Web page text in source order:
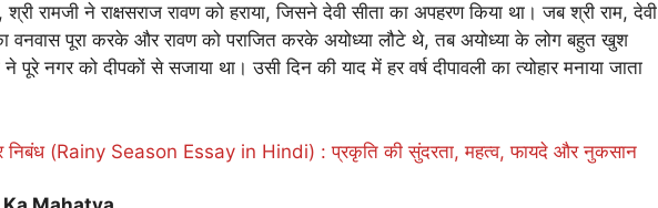
रामजी ने राक्षसराज रावण को हराया, जिसने देवी सीता का अपहरण किया था। जब श्री राम, देवी
वनवास पूरा करके और रावण को पराजित करके अयोध्या लौटे थे, तब अयोध्या के लोग बहुत खुश
नगर को दीपकों से सजाया था। उसी दिन की याद में हर वर्ष दीपावली का त्योहार मनाया जाता
निबंध (Rainy Season Essay in Hindi) : प्रकृति की सुंदरता, महत्व, फायदे और नुकसान